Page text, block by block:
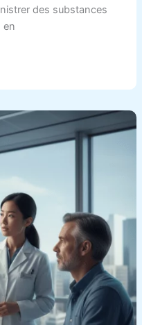
des substances
en